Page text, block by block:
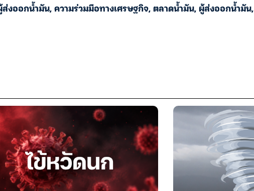
งออกน้ำมัน,ความร่วมมือทางเศรษฐกิจ,ตลาดน้ำมัน,ผู้ส่งออกน้ำมัน,